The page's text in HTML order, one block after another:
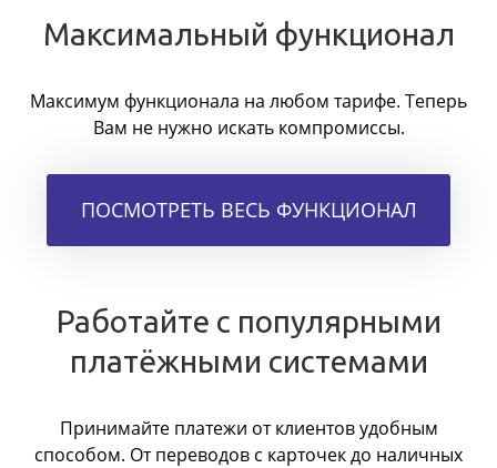
Максимальный функционал
Максимум функционала на любом тарифе. Теперь
Вам не нужно искать компромиссы.
ПОСМОТРЕТЬ ВЕСЬ ФУНКЦИОНАЛ
Работайте с популярными
платёжными системами
Принимайте платежи от клиентов удобным
способом. От переводов с карточек до наличных